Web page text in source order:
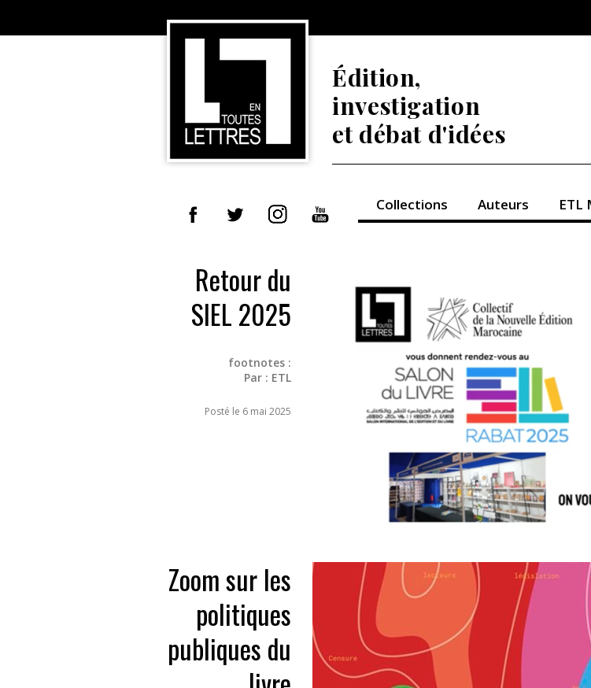
Édition,
investigation
et débat d'idées
Collections Auteurs ETL
Retour du
SIEL 2025
footnotes :
Par : ETL
Posté le 6 mai 2025
Zoom sur les
politiques
publiques du